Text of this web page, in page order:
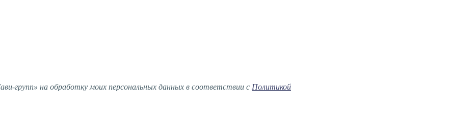
групп» на обработку моих персональных данных в соответствии с Политикой